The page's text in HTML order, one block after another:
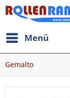
Menü
Gemalto